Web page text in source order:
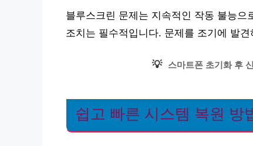
블루스크린 문제는 지속적인 작동 불능
조치는 필수적입니다. 문제를 조기에 발
💡 스마트폰 초기화 후
쉽고 빠른 시스템 복원 방